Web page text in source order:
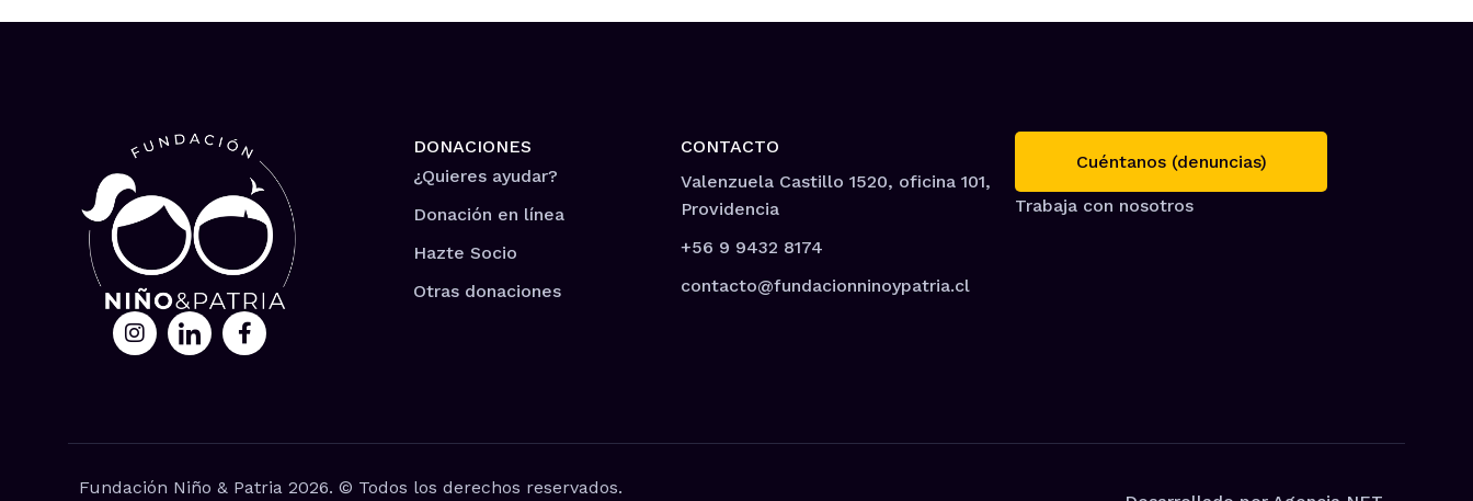
DONACIONES
¿Quieres ayudar?
Donación en línea
Hazte Socio
Otras donaciones
CONTACTO
Valenzuela Castillo 1520, oficina 101,
Providencia
+56 9 9432 8174
contacto@fundacionninoypatria.cl
Cuéntanos (denuncias)
Trabaja con nosotros
Fundación Niño & Patria 2026. © Todos los derechos reservados.